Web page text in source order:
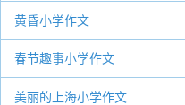
黄昏小学作文
春节趣事小学作文
美丽的上海小学作文…